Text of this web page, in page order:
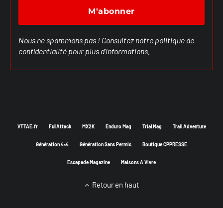
Nous ne spammons pas ! Consultez notre politique de
confidentialité pour plus d’informations.
VTTAE.fr FullAttack MX2K Enduro Mag Trial Mag Trail Adventure
Génération 4×4 Génération Sans Permis Boutique CPPRESSE
Escapade Magazine Maisons A Vivre
Retour en haut